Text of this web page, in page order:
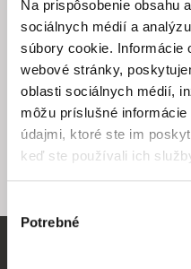
Na prispôsobenie obsahu
sociálnych médií a
súbory cookie. Informácie
webové stránky,
oblasti sociálnych médií,
môžu príslušné
údajmi, ktoré ste im
keď ste používali ich
súhlasu
Potrebné
Eva Križková
Vtáčnik